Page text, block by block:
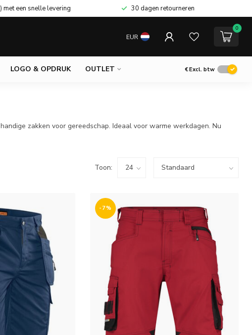
met een snelle levering 30 dagen retourneren
EUR
0
LOGO & OPDRUK OUTLET €Excl. btw
zakken voor gereedschap. Ideaal voor warme werkdagen. Nu
Toon:
-7%